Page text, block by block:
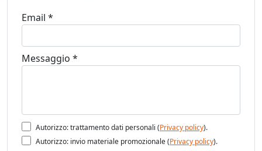
Email *
Messaggio *
Autorizzo: trattamento dati personali (Privacy policy).
Autorizzo: invio materiale promozionale (Privacy policy).